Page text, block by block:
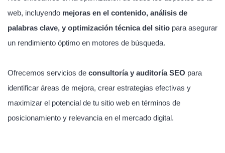
web, incluyendo mejoras en el contenido, análisis de
palabras clave, y optimización técnica del sitio para asegurar
un rendimiento óptimo en motores de búsqueda.
Ofrecemos servicios de consultoría y auditoría SEO para
identificar áreas de mejora, crear estrategias efectivas y
maximizar el potencial de tu sitio web en términos de
posicionamiento y relevancia en el mercado digital.